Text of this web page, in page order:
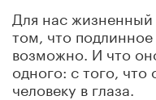
Для нас
том, что
возможно. И что
одного: с того,
человеку в глаза.